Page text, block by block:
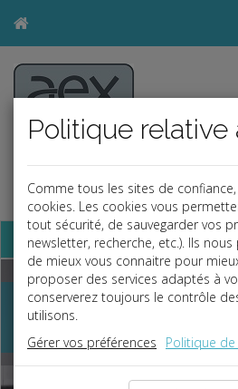
Comme tous les sites de
cookies. Les cookies vous
tout sécurité, de sauvegarder vos
newsletter, recherche, etc.). Ils
de mieux vous connaitre pour
proposer des services adaptés à
conserverez toujours le contrôle
utilisons.
Gérer vos préférences
Politique
Base documentaire
Pour Faciliter
votre croissance
Previous